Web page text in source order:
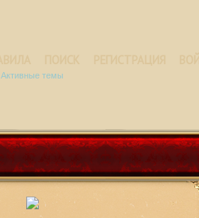
Активные темы